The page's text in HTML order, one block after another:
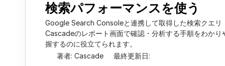
検索パフォーマンスを使う
Google Search Consoleと連携して取得した検索クエ
Cascadeのレポート画面で確認・分析する手順をわか
握するのに役立てられます。
著者: Cascade
最終更新日: